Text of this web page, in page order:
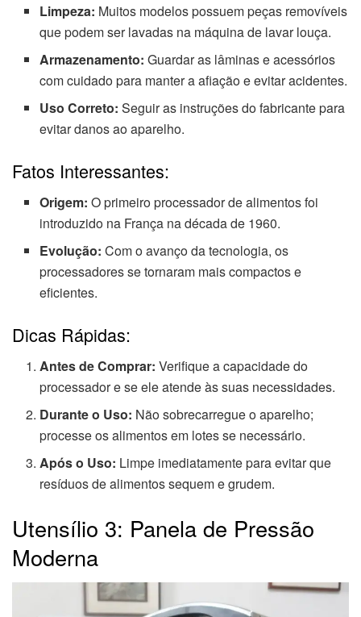
Limpeza: Muitos modelos possuem peças removíveis
que podem ser lavadas na máquina de lavar louça.
Armazenamento: Guardar as lâminas e acessórios
com cuidado para manter a afiação e evitar acidentes.
Uso Correto: Seguir as instruções do fabricante para
evitar danos ao aparelho.
Fatos Interessantes:
Origem: O primeiro processador de alimentos foi
introduzido na França na década de 1960.
Evolução: Com o avanço da tecnologia, os
processadores se tornaram mais compactos e
eficientes.
Dicas Rápidas:
Antes de Comprar: Verifique a capacidade do
processador e se ele atende às suas necessidades.
Durante o Uso: Não sobrecarregue o aparelho;
processe os alimentos em lotes se necessário.
Após o Uso: Limpe imediatamente para evitar que
resíduos de alimentos sequem e grudem.
Utensílio 3: Panela de Pressão
Moderna